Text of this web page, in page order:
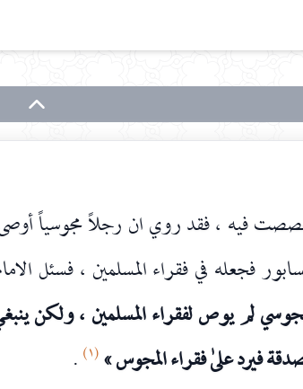
فيه ، فقد روي ان رجلاً مجوسياً
فجعله في فقراء المسلمين ، فسئل
لم يوص لفقراء المسلمين ، ولكن
فيرد علىٰ فقراء المجوس »(١) .